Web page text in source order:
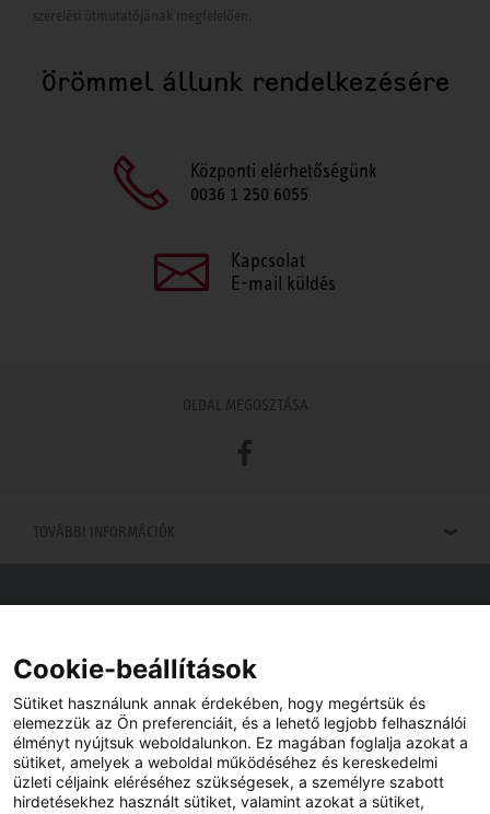
szerelési útmutatójának megfelelően.
Örömmel állunk rendelkezésére
Központi elérhetőségünk
0036 1 250 6055
Kapcsolat
E-mail küldés
OLDAL MEGOSZTÁSA
Facebook
TOVÁBBI INFORMÁCIÓK
Viszonteladót keres az Ön közelében? Nem probléma.
Cookie-beállítások
Sütiket használunk annak érdekében, hogy megértsük és
elemezzük az Ön preferenciáit, és a lehető legjobb felhasználói
élményt nyújtsuk weboldalunkon. Ez magában foglalja azokat a
sütiket, amelyek a weboldal működéséhez és kereskedelmi
üzleti céljaink eléréséhez szükségesek, a személyre szabott
hirdetésekhez használt sütiket, valamint azokat a sütiket,